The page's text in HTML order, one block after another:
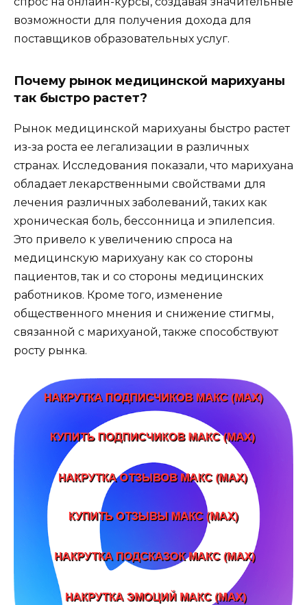
возможности для получения дохода для
поставщиков образовательных услуг.
Почему рынок медицинской марихуаны
так быстро растет?
Рынок медицинской марихуаны быстро растет
из-за роста ее легализации в различных
странах. Исследования показали, что марихуана
обладает лекарственными свойствами для
лечения различных заболеваний, таких как
хроническая боль, бессонница и эпилепсия.
Это привело к увеличению спроса на
медицинскую марихуану как со стороны
пациентов, так и со стороны медицинских
работников. Кроме того, изменение
общественного мнения и снижение стигмы,
связанной с марихуаной, также способствуют
росту рынка.